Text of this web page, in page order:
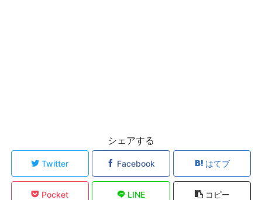
シェアする
Twitter Facebook はてブ
Pocket LINE コピー